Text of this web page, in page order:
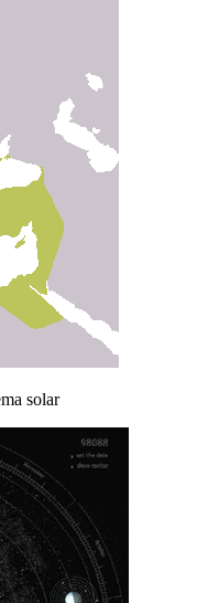
solar